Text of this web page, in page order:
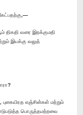
வரை இறக்குமதி
இயக்கு வலுத்
எஞ்சின்கள் மற்றும்
பொருத்தமற்றவை